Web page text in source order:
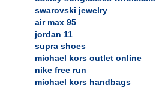
swarovski jewelry
air max 95
jordan 11
supra shoes
michael kors outlet online
nike free run
michael kors handbags